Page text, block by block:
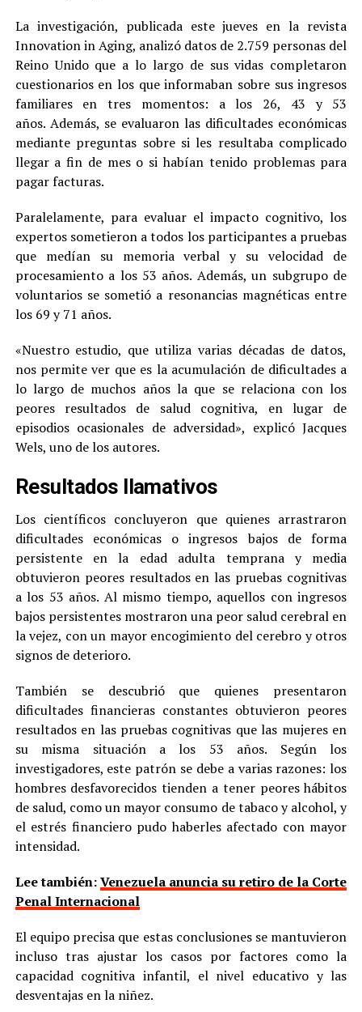
La investigación, publicada este jueves en la revista
Innovation in Aging, analizó datos de 2.759 personas del
Reino Unido que a lo largo de sus vidas completaron
cuestionarios en los que informaban sobre sus ingresos
familiares en tres momentos: a los 26, 43 y 53
años. Además, se evaluaron las dificultades económicas
mediante preguntas sobre si les resultaba complicado
llegar a fin de mes o si habían tenido problemas para
pagar facturas.
Paralelamente, para evaluar el impacto cognitivo, los
expertos sometieron a todos los participantes a pruebas
que medían su memoria verbal y su velocidad de
procesamiento a los 53 años. Además, un subgrupo de
voluntarios se sometió a resonancias magnéticas entre
los 69 y 71 años.
«Nuestro estudio, que utiliza varias décadas de datos,
nos permite ver que es la acumulación de dificultades a
lo largo de muchos años la que se relaciona con los
peores resultados de salud cognitiva, en lugar de
episodios ocasionales de adversidad», explicó Jacques
Wels, uno de los autores.
Resultados llamativos
Los científicos concluyeron que quienes arrastraron
dificultades económicas o ingresos bajos de forma
persistente en la edad adulta temprana y media
obtuvieron peores resultados en las pruebas cognitivas
a los 53 años. Al mismo tiempo, aquellos con ingresos
bajos persistentes mostraron una peor salud cerebral en
la vejez, con un mayor encogimiento del cerebro y otros
signos de deterioro.
También se descubrió que quienes presentaron
dificultades financieras constantes obtuvieron peores
resultados en las pruebas cognitivas que las mujeres en
su misma situación a los 53 años. Según los
investigadores, este patrón se debe a varias razones: los
hombres desfavorecidos tienden a tener peores hábitos
de salud, como un mayor consumo de tabaco y alcohol, y
el estrés financiero pudo haberles afectado con mayor
intensidad.
Lee también:Venezuela anuncia su retiro de la Corte
Penal Internacional
El equipo precisa que estas conclusiones se mantuvieron
incluso tras ajustar los casos por factores como la
capacidad cognitiva infantil, el nivel educativo y las
desventajas en la niñez.